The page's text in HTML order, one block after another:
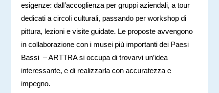
esigenze: dall’accoglienza per gruppi aziendali, a tour
dedicati a circoli culturali, passando per workshop di
pittura, lezioni e visite guidate. Le proposte avvengono
in collaborazione con i musei più importanti dei Paesi
Bassi– ARTTRA si occupa di trovarvi un’idea
interessante, e di realizzarla con accuratezza e
impegno.